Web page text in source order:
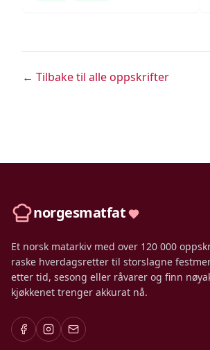
← Tilbake til alle oppskrifter
norgesmatfat
Et norsk matarkiv med over 120 000
raske hverdagsretter til storslagne
etter tid, sesong eller råvarer og finn
kjøkkenet trenger akkurat nå.